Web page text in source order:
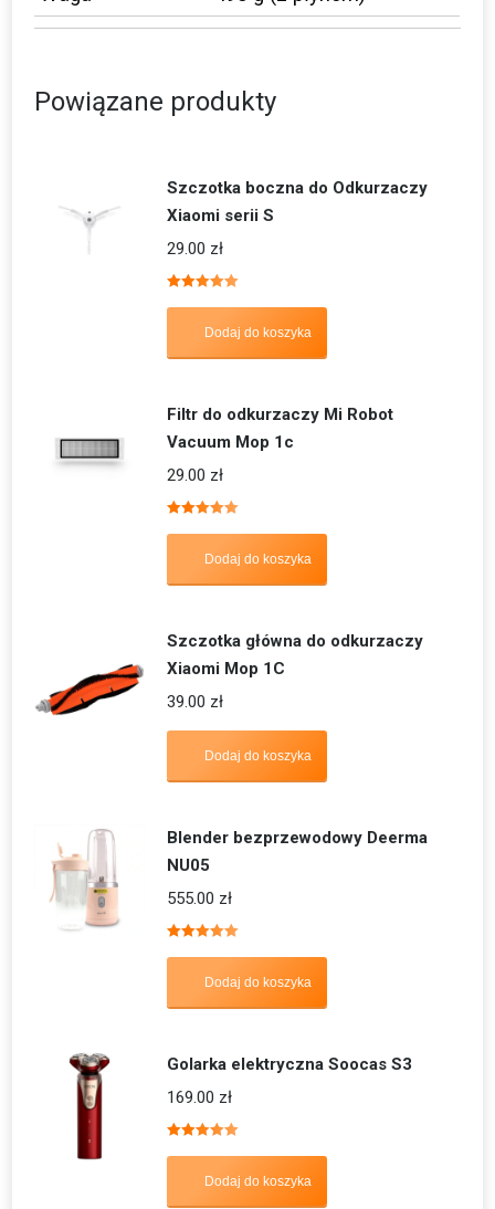
Powiązane produkty
Szczotka boczna do Odkurzaczy
Xiaomi serii S
29.00 zł
Dodaj do koszyka
Filtr do odkurzaczy Mi Robot
Vacuum Mop 1c
29.00 zł
Dodaj do koszyka
Szczotka główna do odkurzaczy
Xiaomi Mop 1C
39.00 zł
Dodaj do koszyka
Blender bezprzewodowy Deerma
NU05
555.00 zł
Dodaj do koszyka
Golarka elektryczna Soocas S3
169.00 zł
Dodaj do koszyka